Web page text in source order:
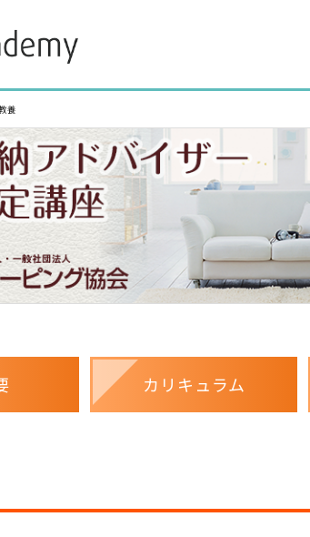
養
カリキュラム